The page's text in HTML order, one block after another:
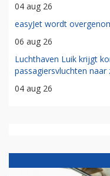
04 aug 26
easyJet wordt
06 aug 26
Luchthaven Luik krijgt
passagiersvluchten
04 aug 26